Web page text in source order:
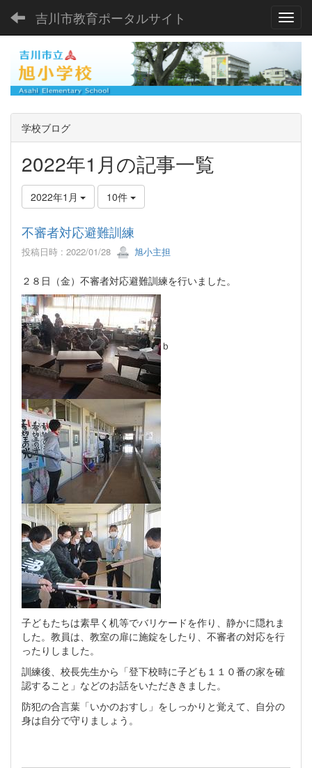
吉川市教育ポータルサイト
学校ブログ
2022年1月の記事一覧
2022年1月 10件
不審者対応避難訓練
投稿日時 : 2022/01/28 旭小主担
２８日（金）不審者対応避難訓練を行いました。
ｂ
子どもたちは素早く机等でバリケードを作り、静かに隠れま
した。教員は、教室の扉に施錠をしたり、不審者の対応を行
ったりしました。
訓練後、校長先生から「登下校時に子ども１１０番の家を確
認すること」などのお話をいただききました。
防犯の合言葉「いかのおすし」をしっかりと覚えて、自分の
身は自分で守りましょう。